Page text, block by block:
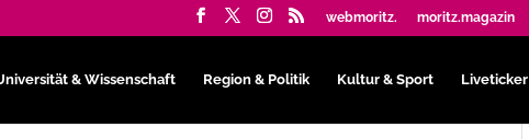
webmoritz. moritz.magazin
& Wissenschaft Region & Politik Kultur & Sport Liveticker